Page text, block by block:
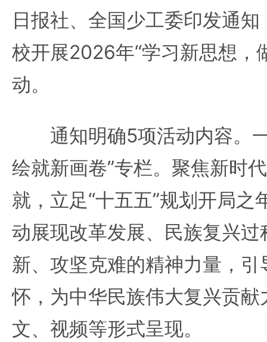
日报社、全国少工委印发通
校开展2026年“学习新思想，
动。
通知明确5项活动内容。一
绘就新画卷”专栏。聚焦新时
就，立足“十五五”规划开局之
动展现改革发展、民族复兴
新、攻坚克难的精神力量，
怀，为中华民族伟大复兴贡
文、视频等形式呈现。